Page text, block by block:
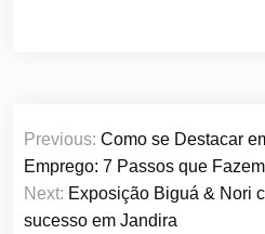
Navegação
de
artigos
Previous: Como se Destacar
Emprego: 7 Passos que
Next: Exposição Biguá & Nori
sucesso em Jandira